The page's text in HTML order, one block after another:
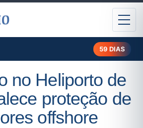
59 DIAS
no Heliporto de
proteção de
offshore